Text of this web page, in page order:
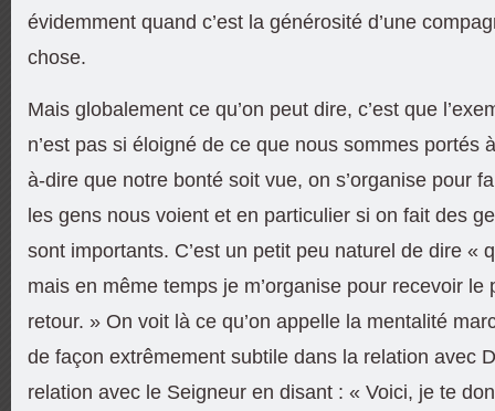
évidemment quand c’est la générosité d’une
chose.
Mais globalement ce qu’on peut dire, c’est que
n’est pas si éloigné de ce que nous sommes portés
à-dire que notre bonté soit vue, on s’organise pour
les gens nous voient et en particulier si on fait des
sont importants. C’est un petit peu naturel de dire «
mais en même temps je m’organise pour recevoir le
retour. » On voit là ce qu’on appelle la mentalité
de façon extrêmement subtile dans la relation avec
relation avec le Seigneur en disant : « Voici, je te